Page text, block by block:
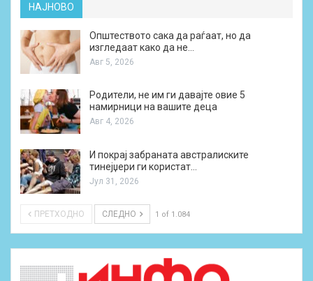
НАЈНОВО
Општеството сака да раѓаат, но да
изгледаат како да не…
Авг 5, 2026
Родители, не им ги давајте овие 5
намирници на вашите деца
Авг 4, 2026
И покрај забраната австралиските
тинејџери ги користат…
Јул 31, 2026
ПРЕТХОДНО СЛЕДНО 1 of 1.084